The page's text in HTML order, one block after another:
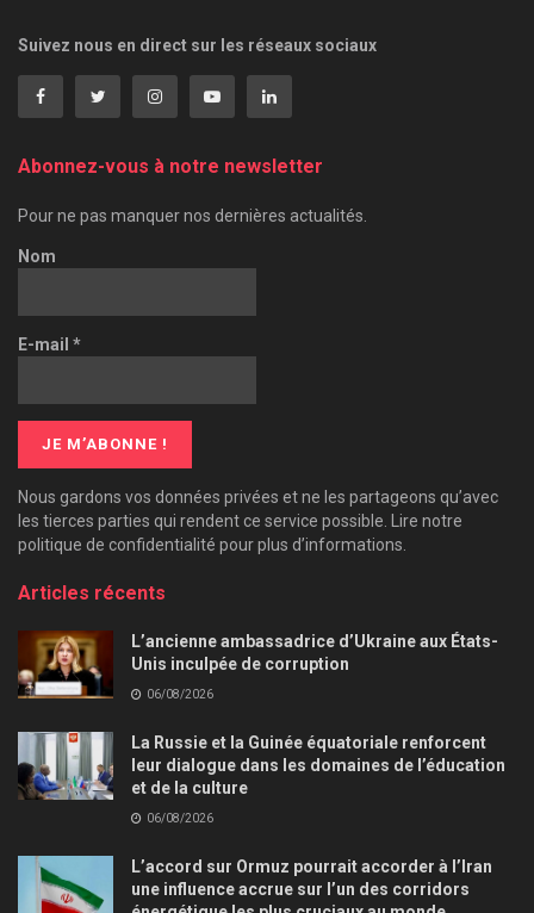
Suivez nous en direct sur les réseaux sociaux
Abonnez-vous à notre newsletter
Pour ne pas manquer nos dernières actualités.
Nom
E-mail *
Nous gardons vos données privées et ne les partageons qu’avec
les tierces parties qui rendent ce service possible. Lire notre
politique de confidentialité pour plus d’informations.
Articles récents
L’ancienne ambassadrice d’Ukraine aux États-
Unis inculpée de corruption
06/08/2026
La Russie et la Guinée équatoriale renforcent
leur dialogue dans les domaines de l’éducation
et de la culture
06/08/2026
L’accord sur Ormuz pourrait accorder à l’Iran
une influence accrue sur l’un des corridors